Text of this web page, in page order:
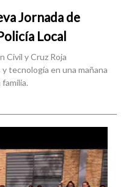
Jornada de
Local
Civil y Cruz Roja
tecnología en una mañana